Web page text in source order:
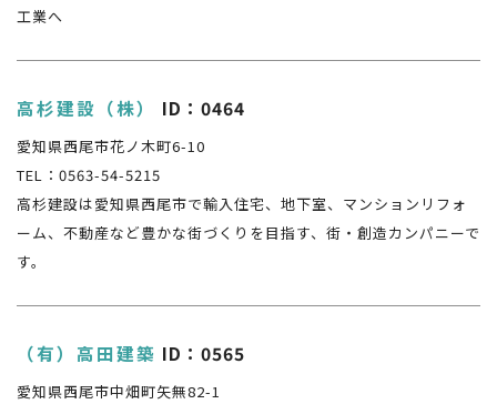
工業へ
高杉建設（株） ID：0464
愛知県西尾市花ノ木町6-10
TEL：0563-54-5215
高杉建設は愛知県西尾市で輸入住宅、地下室、マンションリフォ
ーム、不動産など豊かな街づくりを目指す、街・創造カンパニーで
す。
（有）高田建築 ID：0565
愛知県西尾市中畑町矢無82-1